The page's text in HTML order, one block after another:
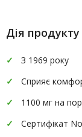
Дія продукту
З 1969 року
Сприяє
1100 мг на
Сертифікат